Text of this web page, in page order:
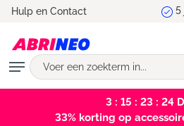
Hulp en Contact
3 : 15 : 23 : 23
33% korting op